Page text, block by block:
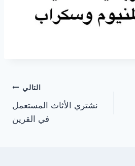
التالي
نشتري الأثاث المستعمل
في القرين